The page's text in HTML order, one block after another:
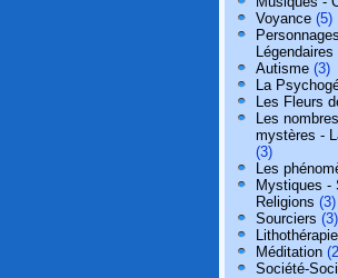
Voyance (5)
Légendaires
Autisme (3)
La
Les Fleurs
Les
mystères -
(3)
Les
Mystiques -
Religions (3)
Sourciers (3)
Lithothérapie
Méditation
Société-